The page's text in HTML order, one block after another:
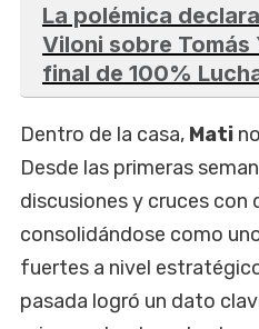
La polémica
Viloni sobre Tomás
final de 100%
Dentro de la casa, Mati
Desde las primeras
discusiones y cruces
consolidándose como
fuertes a nivel
pasada logró un dato